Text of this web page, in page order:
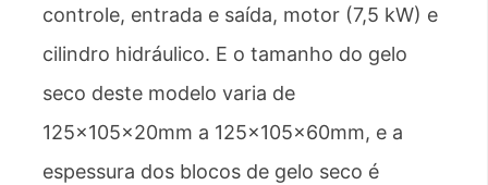
controle, entrada e saída, motor (7,5 kW) e
cilindro hidráulico. E o tamanho do gelo
seco deste modelo varia de
125×105×20mm a 125×105×60mm, e a
espessura dos blocos de gelo seco é